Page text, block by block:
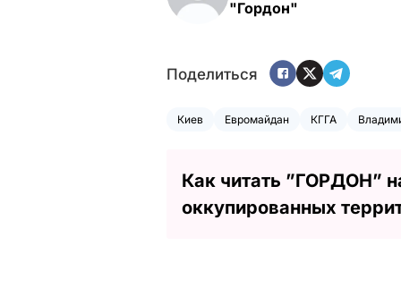
"Гордон"
Поделиться
Киев Евромайдан КГГА
Как читать ”ГОРДОН”
оккупированных